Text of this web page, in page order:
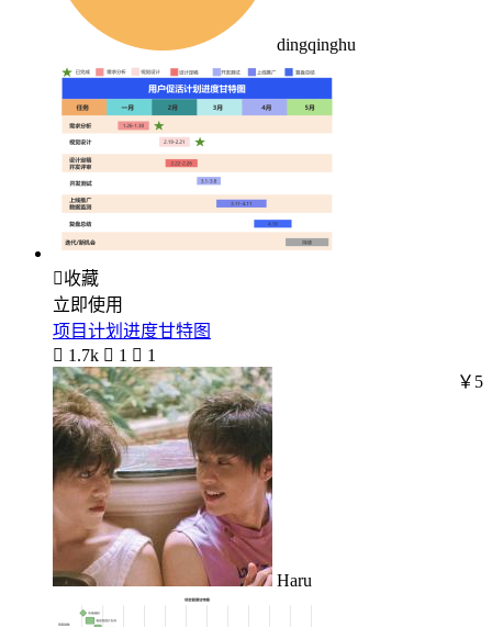
dingqinghu
收藏
立即使用
项目计划进度甘特图
 1.7k  1  1
Haru
￥5